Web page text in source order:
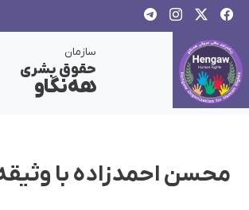
سازمان
حقوق بشری
هەنگاو
محسن احمدزاده با